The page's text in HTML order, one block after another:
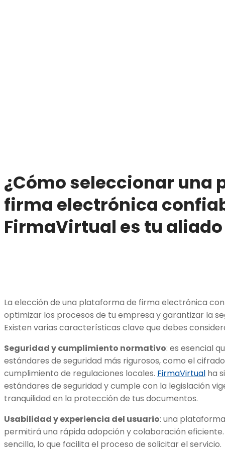
¿Cómo seleccionar una
firma electrónica
FirmaVirtual es tu aliado
La elección de una plataforma de firma electrónica
optimizar los procesos de tu empresa y garantizar la
Existen varias características clave que debes
Seguridad y cumplimiento normativo: es esencial
estándares de seguridad más rigurosos, como el
cumplimiento de regulaciones locales. FirmaVirtual ha
estándares de seguridad y cumple con la legislación
tranquilidad en la protección de tus documentos.
Usabilidad y experiencia del usuario: una
permitirá una rápida adopción y colaboración
sencilla, lo que facilita el proceso de solicitar el servicio.